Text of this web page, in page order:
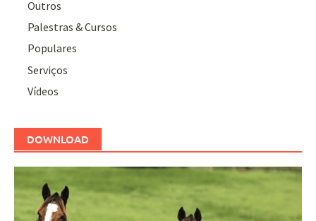
Outros
Palestras & Cursos
Populares
Serviços
Vídeos
DOWNLOAD